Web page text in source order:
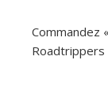
Commandez
Roadtrippers